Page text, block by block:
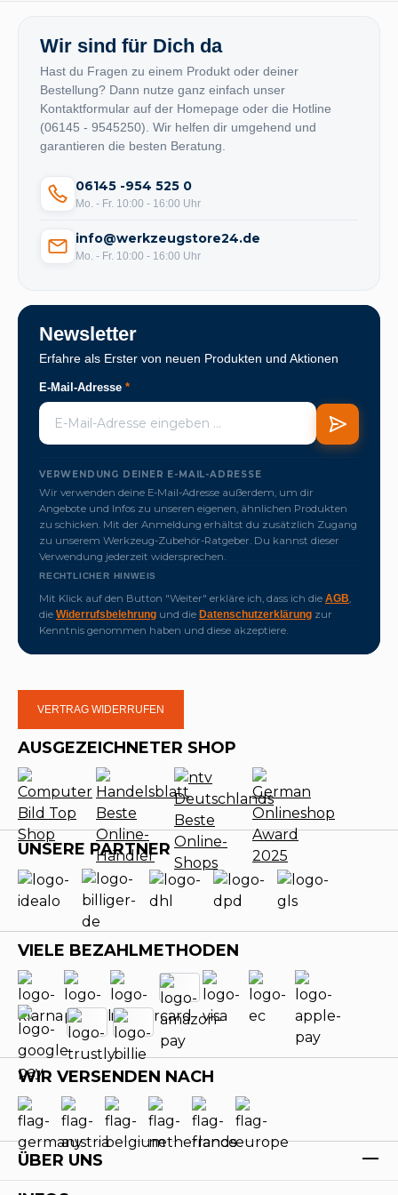
Wir sind für Dich da
Hast du Fragen zu einem Produkt oder deiner
Bestellung? Dann nutze ganz einfach unser
Kontaktformular auf der Homepage oder die Hotline
(06145 - 9545250). Wir helfen dir umgehend und
garantieren die besten Beratung.
06145 -954 525 0
Mo. - Fr. 10:00 - 16:00 Uhr
info@werkzeugstore24.de
Mo. - Fr. 10:00 - 16:00 Uhr
Newsletter
Erfahre als Erster von neuen Produkten und Aktionen
E-Mail-Adresse *
VERWENDUNG DEINER E-MAIL-ADRESSE
Wir verwenden deine E-Mail-Adresse außerdem, um dir
Angebote und Infos zu unseren eigenen, ähnlichen Produkten
zu schicken. Mit der Anmeldung erhältst du zusätzlich Zugang
zu unserem Werkzeug-Zubehör-Ratgeber. Du kannst dieser
Verwendung jederzeit widersprechen.
RECHTLICHER HINWEIS
Mit Klick auf den Button "Weiter" erkläre ich, dass ich die AGB,
die Widerrufsbelehrung und die Datenschutzerklärung zur
Kenntnis genommen haben und diese akzeptiere.
VERTRAG WIDERRUFEN
AUSGEZEICHNETER SHOP
UNSERE PARTNER
VIELE BEZAHLMETHODEN
WIR VERSENDEN NACH
ÜBER UNS